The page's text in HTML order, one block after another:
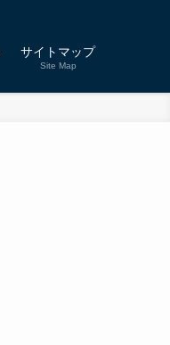
サイトマップ
Site Map